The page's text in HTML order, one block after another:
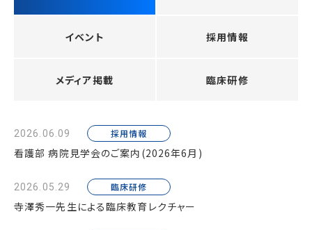
イベント 採用情報
メディア掲載 臨床研修
2026.06.09 採用情報
看護部 病院見学会のご案内(2026年6月)
2026.05.29 臨床研修
寺澤秀一先生による臨床教育レクチャー